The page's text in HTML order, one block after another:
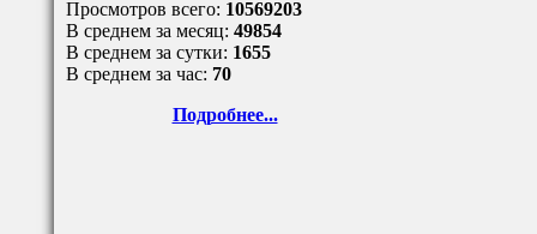
Просмотров всего: 10569203
В среднем за месяц: 49854
В среднем за сутки: 1655
В среднем за час: 70
Подробнее...